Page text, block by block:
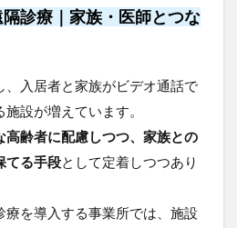
診療｜家族・医師とつな
、入居者と家族がビデオ通話で
設が増えています。
高齢者に配慮しつつ、家族との
てる手段として定着しつつあり
療を導入する事業所では、施設